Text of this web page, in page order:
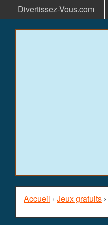
Divertissez-Vous.com
Accueil › Jeux gratuits ›